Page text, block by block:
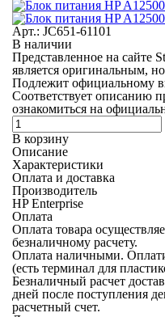
Арт.: JC651-61101
В наличии
Представленное на сайте
является оригинальным,
Подлежит официальному
Соответствует описанию
ознакомиться на
В корзину
Описание
Характеристики
Оплата и доставка
Производитель
HP Enterprise
Оплата
Оплата товара
безналичному расчету.
Оплата наличными.
(есть терминал для
Безналичный расчет
дней после поступления
расчетный счет.